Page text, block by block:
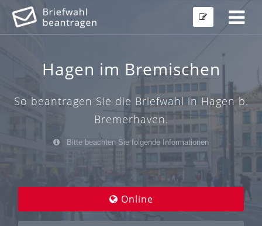
Hagen im Bremischen
So beantragen Sie die Briefwahl in Hagen b.
Bremerhaven.
Bitte beachten Sie folgende Informationen
Online